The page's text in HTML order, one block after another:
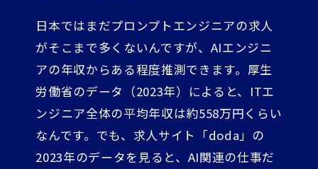
日本ではまだプロンプトエンジニアの求人
がそこまで多くないんですが、AIエンジニ
アの年収からある程度推測できます。厚生
労働省のデータ（2023年）によると、ITエ
ンジニア全体の平均年収は約558万円くらい
なんです。でも、求人サイト「doda」の
2023年のデータを見ると、AI関連の仕事だ